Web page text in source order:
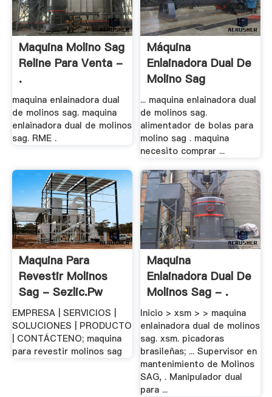
Maquina Molino Sag
Reline Para Venta -
.
maquina enlainadora dual
de molinos sag. maquina
enlainadora dual de molinos
sag. RME .
Máquina
Enlainadora Dual De
Molino Sag
... maquina enlainadora dual
de molinos sag.
alimentador de bolas para
molino sag . maquina
necesito comprar ...
Maquina Para
Revestir Molinos
Sag - Sezlic.pw
EMPRESA | SERVICIOS |
SOLUCIONES | PRODUCTO
| CONTÁCTENO; maquina
para revestir molinos sag
Maquina
Enlainadora Dual De
Molinos Sag - .
Inicio > xsm > > maquina
enlainadora dual de molinos
sag. xsm. picadoras
brasileñas; ... Supervisor en
mantenimiento de Molinos
SAG, . Manipulador dual
para ...